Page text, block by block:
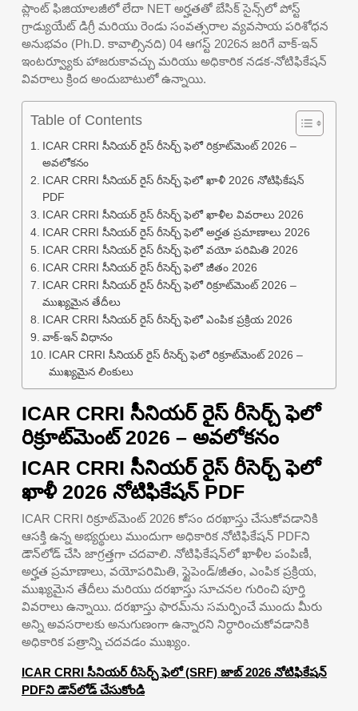
ప్లాంట్ ఫిజియాలజీలో లేదా NET అర్హతతో బేసిక్ సైన్స్‌లో పోస్ట్
గ్రాడ్యుయేట్ డిగ్రీ మరియు రెండు సంవత్సరాల వ్యవసాయ పరిశోధన
అనుభవం (Ph.D. కావాల్సినది) 04 ఆగస్ట్ 2026న జరిగే వాక్-ఇన్
ఇంటర్వ్యూకు హాజరుకావచ్చు మరియు అధికారిక నడక-నోటిఫికేషన్
వివరాలు క్రింద అందుబాటులో ఉన్నాయి.
Table of Contents
ICAR CRRI సీనియర్ రైస్ రీసెర్చ్ ఫెలో రిక్రూట్‌మెంట్ 2026 –
అవలోకనం
ICAR CRRI సీనియర్ రైస్ రీసెర్చ్ ఫెలో ఖాళీ 2026 నోటిఫికేషన్
PDF
ICAR CRRI సీనియర్ రైస్ రీసెర్చ్ ఫెలో ఖాళీల వివరాలు 2026
ICAR CRRI సీనియర్ రైస్ రీసెర్చ్ ఫెలో అర్హత ప్రమాణాలు 2026
ICAR CRRI సీనియర్ రైస్ రీసెర్చ్ ఫెలో వయో పరిమితి 2026
ICAR CRRI సీనియర్ రైస్ రీసెర్చ్ ఫెలో జీతం 2026
ICAR CRRI సీనియర్ రైస్ రీసెర్చ్ ఫెలో రిక్రూట్‌మెంట్ 2026 –
ముఖ్యమైన తేదీలు
ICAR CRRI సీనియర్ రైస్ రీసెర్చ్ ఫెలో ఎంపిక ప్రక్రియ 2026
వాక్-ఇన్ విధానం
ICAR CRRI సీనియర్ రైస్ రీసెర్చ్ ఫెలో రిక్రూట్‌మెంట్ 2026 –
ముఖ్యమైన లింకులు
ICAR CRRI సీనియర్ రైస్ రీసెర్చ్ ఫెలో
రిక్రూట్‌మెంట్ 2026 – అవలోకనం
ICAR CRRI సీనియర్ రైస్ రీసెర్చ్ ఫెలో
ఖాళీ 2026 నోటిఫికేషన్ PDF
ICAR CRRI రిక్రూట్‌మెంట్ 2026 కోసం దరఖాస్తు చేసుకోవడానికి
ఆసక్తి ఉన్న అభ్యర్థులు ముందుగా అధికారిక నోటిఫికేషన్ PDFని
డౌన్‌లోడ్ చేసి జాగ్రత్తగా చదవాలి. నోటిఫికేషన్‌లో ఖాళీల పంపిణీ,
అర్హత ప్రమాణాలు, వయోపరిమితి, స్టైపెండ్/జీతం, ఎంపిక ప్రక్రియ,
ముఖ్యమైన తేదీలు మరియు దరఖాస్తు సూచనల గురించి పూర్తి
వివరాలు ఉన్నాయి. దరఖాస్తు ఫారమ్‌ను సమర్పించే ముందు మీరు
అన్ని అవసరాలకు అనుగుణంగా ఉన్నారని నిర్ధారించుకోవడానికి
అధికారిక పత్రాన్ని చదవడం ముఖ్యం.
ICAR CRRI సీనియర్ రీసెర్చ్ ఫెలో (SRF) జాబ్ 2026 నోటిఫికేషన్
PDFని డౌన్‌లోడ్ చేసుకోండి